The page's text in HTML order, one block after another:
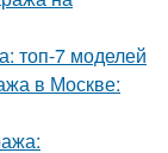
топ-7 моделей
в Москве: